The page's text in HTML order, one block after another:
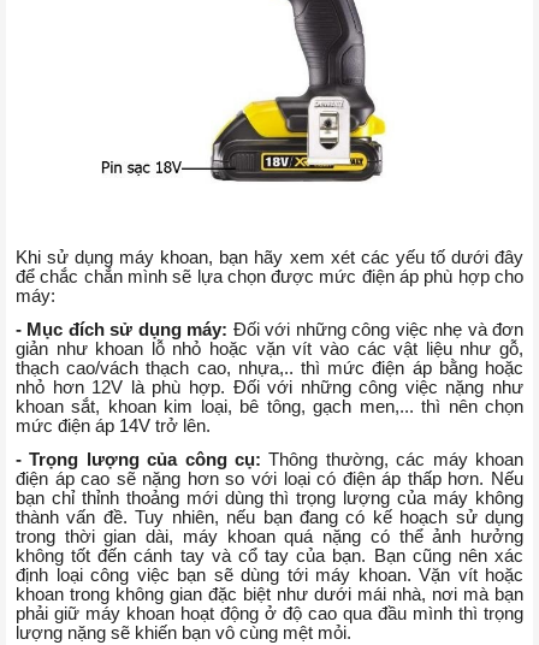
Khi sử dụng máy khoan, bạn hãy xem xét các yếu tố dưới đây
để chắc chắn mình sẽ lựa chọn được mức điện áp phù hợp cho
máy:
- Mục đích sử dụng máy: Đối với những công việc nhẹ và đơn
giản như khoan lỗ nhỏ hoặc vặn vít vào các vật liệu như gỗ,
thạch cao/vách thạch cao, nhựa,.. thì mức điện áp bằng hoặc
nhỏ hơn 12V là phù hợp. Đối với những công việc nặng như
khoan sắt, khoan kim loại, bê tông, gạch men,... thì nên chọn
mức điện áp 14V trở lên.
- Trọng lượng của công cụ: Thông thường, các máy khoan
điện áp cao sẽ nặng hơn so với loại có điện áp thấp hơn. Nếu
bạn chỉ thỉnh thoảng mới dùng thì trọng lượng của máy không
thành vấn đề. Tuy nhiên, nếu bạn đang có kế hoạch sử dụng
trong thời gian dài, máy khoan quá nặng có thể ảnh hưởng
không tốt đến cánh tay và cổ tay của bạn. Bạn cũng nên xác
định loại công việc bạn sẽ dùng tới máy khoan. Vặn vít hoặc
khoan trong không gian đặc biệt như dưới mái nhà, nơi mà bạn
phải giữ máy khoan hoạt động ở độ cao qua đầu mình thì trọng
lượng nặng sẽ khiến bạn vô cùng mệt mỏi.